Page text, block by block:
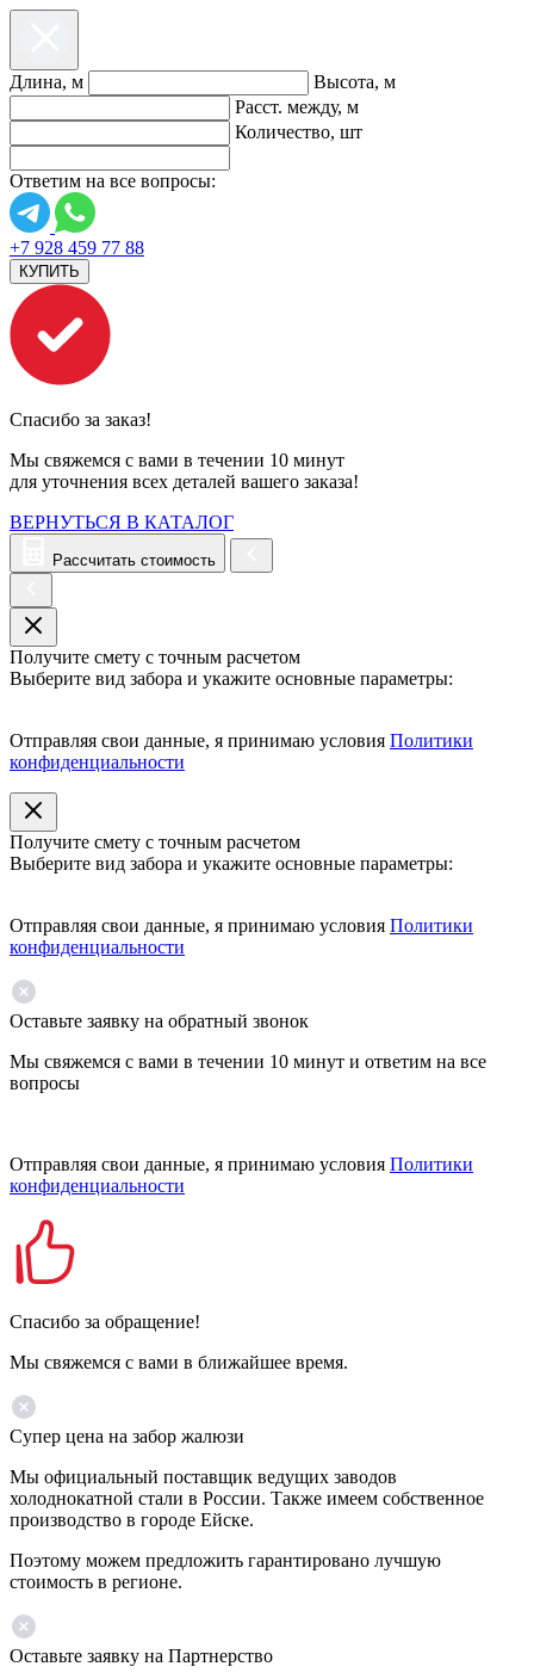
Длина, м
Высота, м
Расст. между, м
Количество, шт
Ответим на все вопросы:
+7 928 459 77 88
КУПИТЬ
Спасибо за заказ!
Мы свяжемся с вами в течении 10 минут
для уточнения всех деталей вашего заказа!
ВЕРНУТЬСЯ В КАТАЛОГ
Рассчитать стоимость
Получите смету с точным расчетом
Выберите вид забора и укажите основные параметры:
Отправляя свои данные, я принимаю условия Политики
конфиденциальности
Получите смету с точным расчетом
Выберите вид забора и укажите основные параметры:
Отправляя свои данные, я принимаю условия Политики
конфиденциальности
Оставьте заявку на обратный звонок
Мы свяжемся с вами в течении 10 минут и ответим на все
вопросы
Отправляя свои данные, я принимаю условия Политики
конфиденциальности
Спасибо за обращение!
Мы свяжемся с вами в ближайшее время.
Супер цена на забор жалюзи
Мы официальный поставщик ведущих заводов
холоднокатной стали в России. Также имеем собственное
производство в городе Ейске.
Поэтому можем предложить гарантировано лучшую
стоимость в регионе.
Оставьте заявку на Партнерство